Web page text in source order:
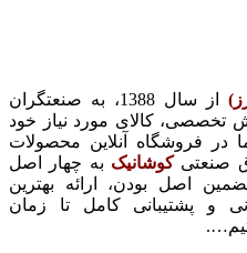
از سال 1388، به صنعتگران
تخصصی، کالای مورد نیاز خود
در فروشگاه آنلاین محصولات
صنعتی کوشانیک به چهار اصل
تضمین اصل بودن، ارائه بهترین
و پشتیبانی کامل تا زمان